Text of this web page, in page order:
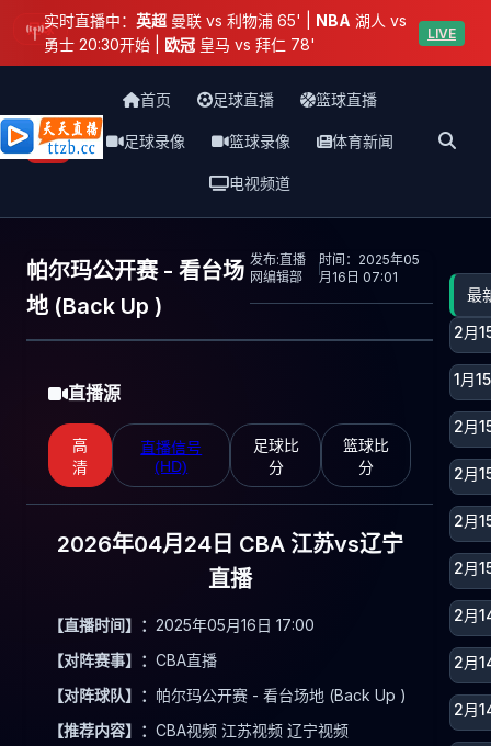
实时直播中： 英超 曼联 vs 利物浦 65' | NBA 湖人 vs
勇士 20:30开始 | 欧冠 皇马 vs 拜仁 78'
LIVE
天天直播网
首页 足球直播 篮球直播
足球录像 篮球录像 体育新闻
电视频道
帕尔玛公开赛 - 看台场
地 (Back Up )
发布:直播
网编辑部
时间：2025年05
月16日 07:01
足球
直播源
高
清
直播信号
(HD)
足球比
分
篮球比
分
2026年04月24日 CBA 江苏vs辽宁
直播
【直播时间】： 2025年05月16日 17:00
【对阵赛事】： CBA直播
【对阵球队】： 帕尔玛公开赛 - 看台场地 (Back Up )
【推荐内容】： CBA视频 江苏视频 辽宁视频
最
2月
1月
2月
2月
2月
2月
2月
2月
2月